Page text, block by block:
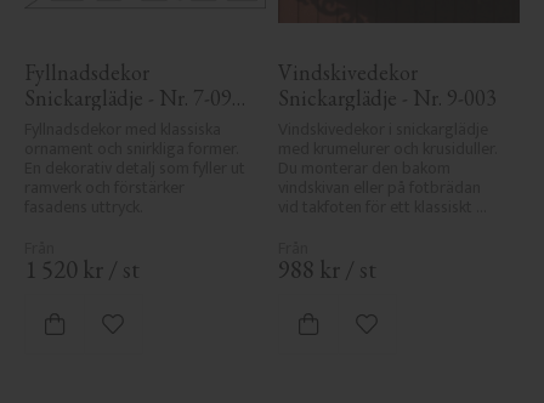
Fyllnadsdekor
Snickarglädje - Nr. 7-090
1 520 kr / st
Lägg till i favoriter
Vindskivedekor
Snickarglädje - Nr. 9-003
988 kr / st
Lägg till i favoriter